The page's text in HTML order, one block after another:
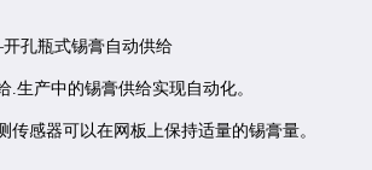
孔瓶式锡膏自动供给
.生产中的锡膏供给实现自动化。
传感器可以在网板上保持适量的锡膏量。